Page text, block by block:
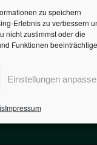
zu speichern
Erlebnis zu verbessern
nicht zustimmst oder die
Funktionen
Einstellungen
Impressum
IN DEUTSCHLAND